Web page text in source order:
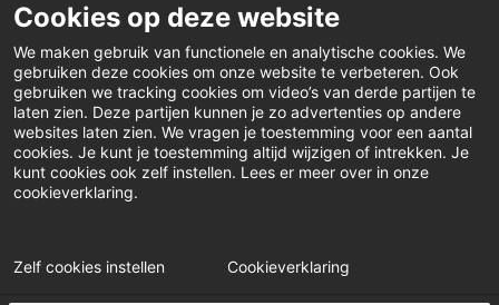
Home
Contact
Actueel
Inloggen
Cookies op deze website
We maken gebruik van functionele en analytische cookies. We
gebruiken deze cookies om onze website te verbeteren. Ook
gebruiken we tracking cookies om video’s van derde partijen te
laten zien. Deze partijen kunnen je zo advertenties op andere
websites laten zien. We vragen je toestemming voor een aantal
cookies. Je kunt je toestemming altijd wijzigen of intrekken. Je
kunt cookies ook zelf instellen. Lees er meer over in onze
cookieverklaring.
Zelf cookies instellen
Cookieverklaring